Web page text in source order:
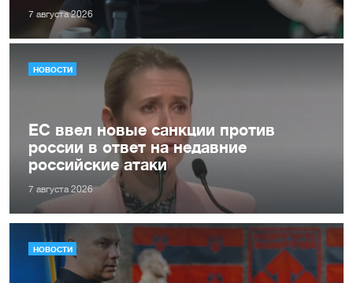
7 августа 2026
НОВОСТИ
ЕС ввел новые санкции против
россии в ответ на недавние
российские атаки
7 августа 2026
НОВОСТИ